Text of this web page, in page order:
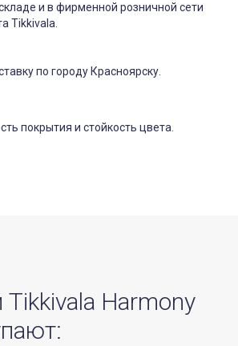
и в фирменной розничной сети
Tikkivala.
по городу Красноярску.
покрытия и стойкость цвета.
Tikkivala Harmony